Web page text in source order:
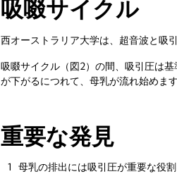
吸啜サイクル
西オーストラリア大学は、超音波と吸
吸啜サイクル（図2）の間、吸引圧は
が下がるにつれて、母乳が流れ始めま
重要な発見
母乳の排出には吸引圧が重要な役割